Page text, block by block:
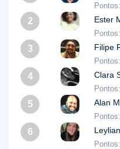
2 Ester
3 Filipe
4 Clara
5 Alan
6